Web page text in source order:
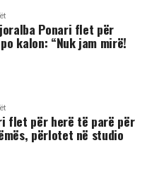
Ponari flet për
kalon: “Nuk jam mirë!
flet për herë të parë për
përlotet në studio